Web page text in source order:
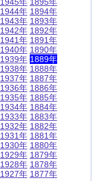
1944年
1943年
1942年
1941年
1940年
1939年
1938年
1937年
1936年
1935年
1934年
1933年
1932年
1931年
1930年
1929年
1928年
1927年
1894年
1893年
1892年
1891年
1890年
1889年
1888年
1887年
1886年
1885年
1884年
1883年
1882年
1881年
1880年
1879年
1878年
1877年